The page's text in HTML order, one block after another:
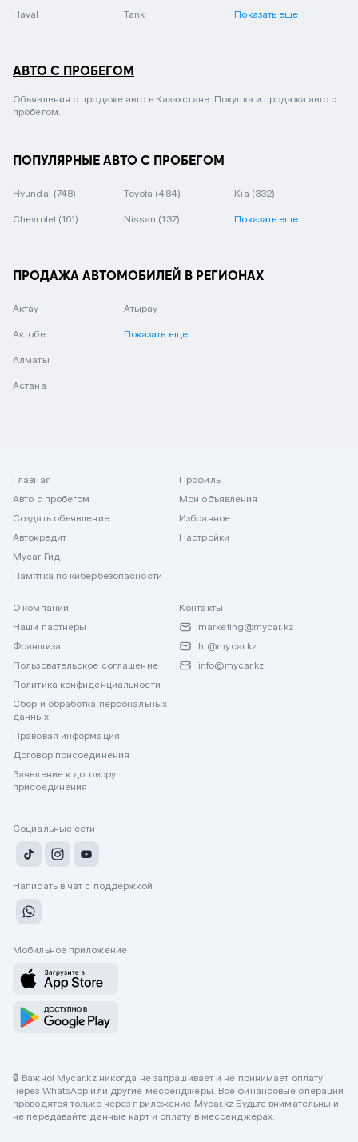
Haval Tank Показать еще
АВТО С ПРОБЕГОМ
Объявления о продаже авто в Казахстане. Покупка и продажа авто с
пробегом.
ПОПУЛЯРНЫЕ АВТО С ПРОБЕГОМ
Hyundai (748) Toyota (484) Kia (332)
Chevrolet (161) Nissan (137) Показать еще
ПРОДАЖА АВТОМОБИЛЕЙ В РЕГИОНАХ
Актау
Актобе
Алматы
Астана
Атырау
Показать еще
Главная
Авто с пробегом
Создать объявление
Автокредит
Mycar Гид
Памятка по кибербезопасности
Профиль
Мои объявления
Избранное
Настройки
О компании
Наши партнеры
Франшиза
Пользовательское соглашение
Политика конфиденциальности
Сбор и обработка персональных
данных
Правовая информация
Договор присоединения
Заявление к договору
присоединения
Контакты
marketing@mycar.kz
hr@mycar.kz
info@mycar.kz
Социальные сети
Написать в чат с поддержкой
Мобильное приложение
🔒 Важно! Mycar.kz никогда не запрашивает и не принимает оплату
через WhatsApp или другие мессенджеры. Все финансовые операции
проводятся только через приложение Mycar.kz Будьте внимательны и
не передавайте данные карт и оплату в мессенджерах.